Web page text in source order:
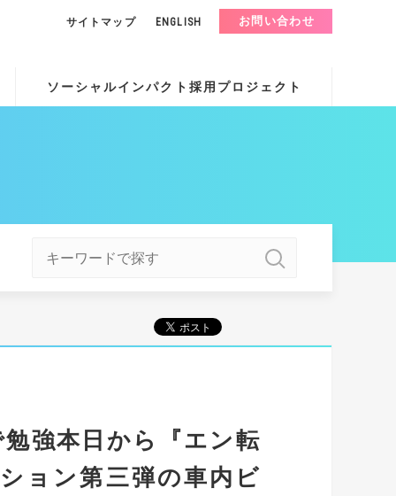
ソーシャルインパクト採用プロジェクト
サイトマップ ENGLISH お問い合わせ
強本日から『エン転
ョン第三弾の車内ビ